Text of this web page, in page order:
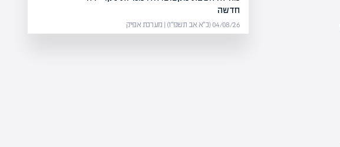
חדשה
04/08/26 (כ״א אב תשפ״ו) | מערכת אפיק